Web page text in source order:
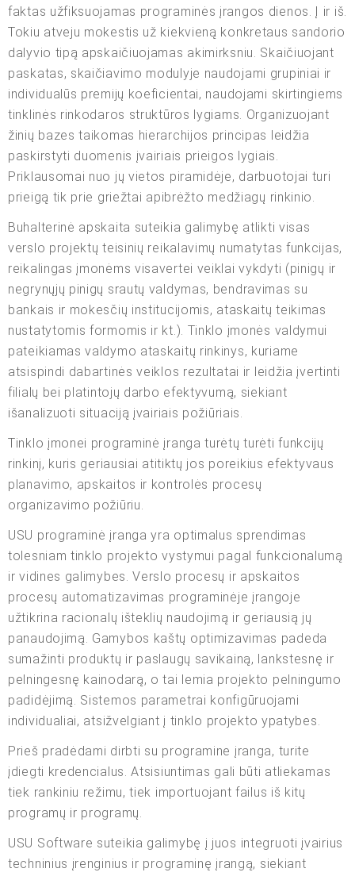
faktas užfiksuojamas programinės įrangos dienos. Į ir iš.
Tokiu atveju mokestis už kiekvieną konkretaus sandorio
dalyvio tipą apskaičiuojamas akimirksniu. Skaičiuojant
paskatas, skaičiavimo modulyje naudojami grupiniai ir
individualūs premijų koeficientai, naudojami skirtingiems
tinklinės rinkodaros struktūros lygiams. Organizuojant
žinių bazes taikomas hierarchijos principas leidžia
paskirstyti duomenis įvairiais prieigos lygiais.
Priklausomai nuo jų vietos piramidėje, darbuotojai turi
prieigą tik prie griežtai apibrėžto medžiagų rinkinio.
Buhalterinė apskaita suteikia galimybę atlikti visas
verslo projektų teisinių reikalavimų numatytas funkcijas,
reikalingas įmonėms visavertei veiklai vykdyti (pinigų ir
negrynųjų pinigų srautų valdymas, bendravimas su
bankais ir mokesčių institucijomis, ataskaitų teikimas
nustatytomis formomis ir kt.). Tinklo įmonės valdymui
pateikiamas valdymo ataskaitų rinkinys, kuriame
atsispindi dabartinės veiklos rezultatai ir leidžia įvertinti
filialų bei platintojų darbo efektyvumą, siekiant
išanalizuoti situaciją įvairiais požiūriais.
Tinklo įmonei programinė įranga turėtų turėti funkcijų
rinkinį, kuris geriausiai atitiktų jos poreikius efektyvaus
planavimo, apskaitos ir kontrolės procesų
organizavimo požiūriu.
USU programinė įranga yra optimalus sprendimas
tolesniam tinklo projekto vystymui pagal funkcionalumą
ir vidines galimybes. Verslo procesų ir apskaitos
procesų automatizavimas programinėje įrangoje
užtikrina racionalų išteklių naudojimą ir geriausią jų
panaudojimą. Gamybos kaštų optimizavimas padeda
sumažinti produktų ir paslaugų savikainą, lankstesnę ir
pelningesnę kainodarą, o tai lemia projekto pelningumo
padidėjimą. Sistemos parametrai konfigūruojami
individualiai, atsižvelgiant į tinklo projekto ypatybes.
Prieš pradėdami dirbti su programine įranga, turite
įdiegti kredencialus. Atsisiuntimas gali būti atliekamas
tiek rankiniu režimu, tiek importuojant failus iš kitų
programų ir programų.
USU Software suteikia galimybę į juos integruoti įvairius
techninius įrenginius ir programinę įrangą, siekiant